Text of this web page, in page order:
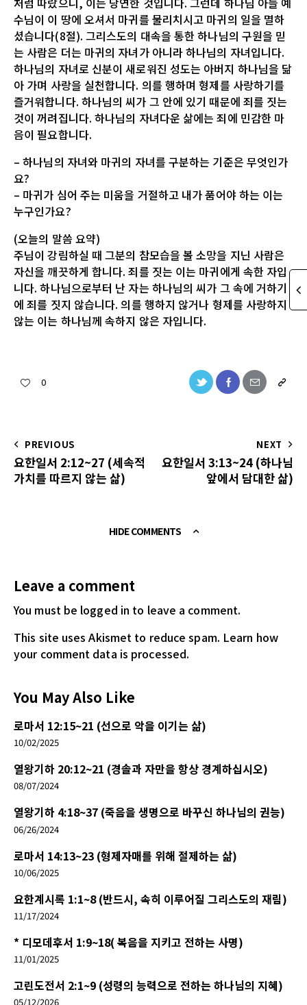
수님이 이 땅에 오셔서 마귀를 물리치시고 마귀의 일을 멸하
셨습니다(8절). 그리스도의 대속을 통한 하나님의 구원을 믿
는 사람은 더는 마귀의 자녀가 아니라 하나님의 자녀입니다.
하나님의 자녀로 신분이 새로워진 성도는 아버지 하나님을 닮
아 가며 사랑을 실천합니다. 의를 행하며 형제를 사랑하기를
즐거워합니다. 하나님의 씨가 그 안에 있기 때문에 죄를 짓는
것이 꺼려집니다. 하나님의 자녀다운 삶에는 죄에 민감한 마
음이 필요합니다.
– 하나님의 자녀와 마귀의 자녀를 구분하는 기준은 무엇인가
요?
– 마귀가 심어 주는 미움을 거절하고 내가 품어야 하는 이는
누구인가요?
(오늘의 말씀 요약)
주님이 강림하실 때 그분의 참모습을 볼 소망을 지닌 사람은
자신을 깨끗하게 합니다. 죄를 짓는 이는 마귀에게 속한 자입
니다. 하나님으로부터 난 자는 하나님의 씨가 그 속에 거하기
에 죄를 짓지 않습니다. 의를 행하지 않거나 형제를 사랑하지
않는 이는 하나님께 속하지 않은 자입니다.
0
PREVIOUS
요한일서 2:12~27 (세속적
가치를 따르지 않는 삶)
NEXT
요한일서 3:13~24 (하나님
앞에서 담대한 삶)
HIDE COMMENTS
Leave a comment
You must be logged in to leave a comment.
This site uses Akismet to reduce spam. Learn how
your comment data is processed.
You May Also Like
로마서 12:15~21 (선으로 악을 이기는 삶)
10/02/2025
열왕기하 20:12~21 (경솔과 자만을 항상 경계하십시오)
08/07/2024
열왕기하 4:18~37 (죽음을 생명으로 바꾸신 하나님의 권능)
06/26/2024
로마서 14:13~23 (형제자매를 위해 절제하는 삶)
10/06/2025
요한계시록 1:1~8 (반드시, 속히 이루어질 그리스도의 재림)
11/17/2024
* 디모데후서 1:9~18( 복음을 지키고 전하는 사명)
11/01/2025
고린도전서 2:1~9 (성령의 능력으로 전하는 하나님의 지혜)
05/12/2026